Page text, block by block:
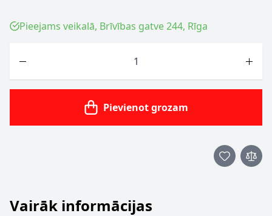
Pieejams veikalā, Brīvības gatve 244, Rīga
Pievienot grozam
Vairāk informācijas